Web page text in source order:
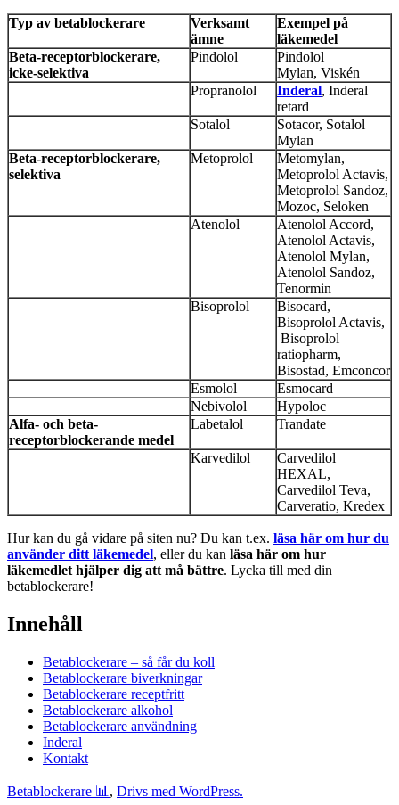
Typ av betablockerare
Verksamt
ämne
Exempel på
läkemedel
Beta-receptorblockerare,
icke-selektiva
Pindolol
Pindolol
Mylan, Viskén
Propranolol
Inderal, Inderal
retard
Sotalol
Sotacor, Sotalol
Mylan
Beta-receptorblockerare,
selektiva
Metoprolol
Metomylan,
Metoprolol Actavis,
Metoprolol Sandoz,
Mozoc, Seloken
Atenolol
Atenolol Accord,
Atenolol Actavis,
Atenolol Mylan,
Atenolol Sandoz,
Tenormin
Bisoprolol
Bisocard,
Bisoprolol Actavis,
Bisoprolol
ratiopharm,
Bisostad, Emconcor
Esmolol
Esmocard
Nebivolol
Hypoloc
Alfa- och beta-
receptorblockerande medel
Labetalol Trandate
Karvedilol
Carvedilol
HEXAL,
Carvedilol Teva,
Carveratio, Kredex
Hur kan du gå vidare på siten nu? Du kan t.ex. läsa här om hur du
använder ditt läkemedel, eller du kan läsa här om hur
läkemedlet hjälper dig att må bättre. Lycka till med din
betablockerare!
Innehåll
Betablockerare – så får du koll
Betablockerare biverkningar
Betablockerare receptfritt
Betablockerare alkohol
Betablockerare användning
Inderal
Kontakt
Betablockerare 📊 , Drivs med WordPress.